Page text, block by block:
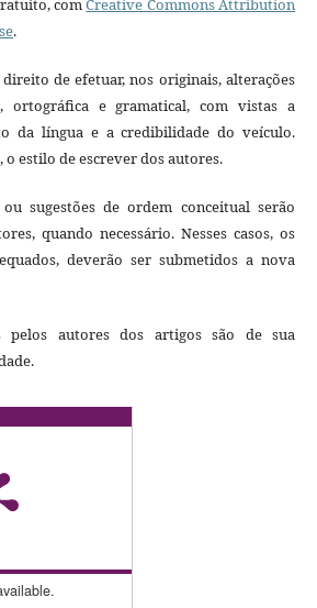
comCreative Commons Attribution
.
de efetuar, nos originais, alterações
ortográfica e gramatical, com vistas a
da língua e a credibilidade do veículo.
o estilo de escrever dos autores.
sugestões de ordem conceitual serão
quando necessário. Nesses casos, os
deverão ser submetidos a nova
pelos autores dos artigos são de sua